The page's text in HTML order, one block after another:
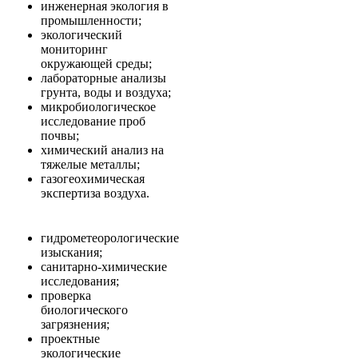
инженерная экология в
промышленности;
экологический
мониторинг
окружающей среды;
лабораторные анализы
грунта, воды и воздуха;
микробиологическое
исследование проб
почвы;
химический анализ на
тяжелые металлы;
газогеохимическая
экспертиза воздуха.
гидрометеорологические
изыскания;
санитарно-химические
исследования;
проверка
биологического
загрязнения;
проектные
экологические